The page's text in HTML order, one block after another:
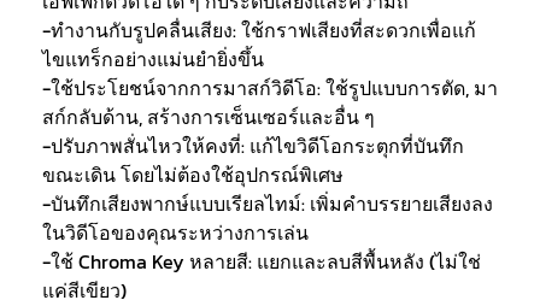
-ทำงานกับรูปคลื่นเสียง: ใช้กราฟเสียงที่สะดวกเพื่อแก้
ไขแทร็กอย่างแม่นยำยิ่งขึ้น
-ใช้ประโยชน์จากการมาสก์วิดีโอ: ใช้รูปแบบการตัด, มา
สก์กลับด้าน, สร้างการเซ็นเซอร์และอื่น ๆ
-ปรับภาพสั่นไหวให้คงที่: แก้ไขวิดีโอกระตุกที่บันทึก
ขณะเดิน โดยไม่ต้องใช้อุปกรณ์พิเศษ
-บันทึกเสียงพากษ์แบบเรียลไทม์: เพิ่มคำบรรยายเสียงลง
ในวิดีโอของคุณระหว่างการเล่น
-ใช้ Chroma Key หลายสี: แยกและลบสีพื้นหลัง (ไม่ใช่
แค่สีเขียว)